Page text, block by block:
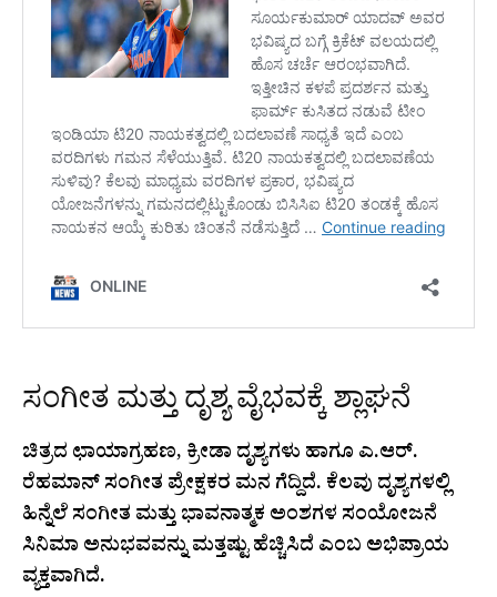
ಸಂಗೀತ ಮತ್ತು ದೃಶ್ಯ ವೈಭವಕ್ಕೆ ಶ್ಲಾಘನೆ
ಚಿತ್ರದ ಛಾಯಾಗ್ರಹಣ, ಕ್ರೀಡಾ ದೃಶ್ಯಗಳು ಹಾಗೂ ಎ.ಆರ್.
ರೆಹಮಾನ್ ಸಂಗೀತ ಪ್ರೇಕ್ಷಕರ ಮನ ಗೆದ್ದಿದೆ. ಕೆಲವು ದೃಶ್ಯಗಳಲ್ಲಿ
ಹಿನ್ನೆಲೆ ಸಂಗೀತ ಮತ್ತು ಭಾವನಾತ್ಮಕ ಅಂಶಗಳ ಸಂಯೋಜನೆ
ಸಿನಿಮಾ ಅನುಭವವನ್ನು ಮತ್ತಷ್ಟು ಹೆಚ್ಚಿಸಿದೆ ಎಂಬ ಅಭಿಪ್ರಾಯ
ವ್ಯಕ್ತವಾಗಿದೆ.